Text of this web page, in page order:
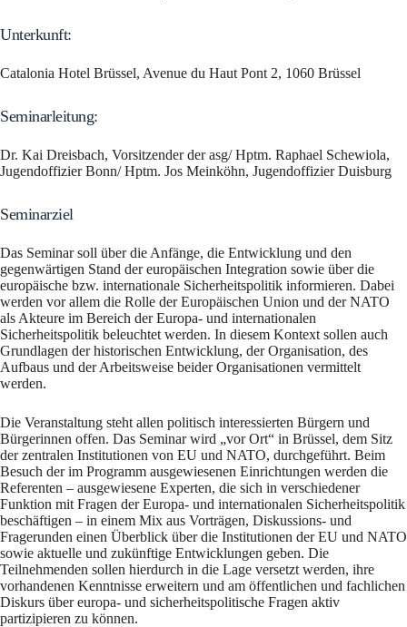
Unterkunft:
Catalonia Hotel Brüssel, Avenue du Haut Pont 2, 1060 Brüssel
Seminarleitung:
Dr. Kai Dreisbach, Vorsitzender der asg/ Hptm. Raphael Schewiola,
Jugendoffizier Bonn/ Hptm. Jos Meinköhn, Jugendoffizier Duisburg
Seminarziel
Das Seminar soll über die Anfänge, die Entwicklung und den
gegenwärtigen Stand der europäischen Integration sowie über die
europäische bzw. internationale Sicherheitspolitik informieren. Dabei
werden vor allem die Rolle der Europäischen Union und der NATO
als Akteure im Bereich der Europa- und internationalen
Sicherheitspolitik beleuchtet werden. In diesem Kontext sollen auch
Grundlagen der historischen Entwicklung, der Organisation, des
Aufbaus und der Arbeitsweise beider Organisationen vermittelt
werden.
Die Veranstaltung steht allen politisch interessierten Bürgern und
Bürgerinnen offen. Das Seminar wird „vor Ort“ in Brüssel, dem Sitz
der zentralen Institutionen von EU und NATO, durchgeführt. Beim
Besuch der im Programm ausgewiesenen Einrichtungen werden die
Referenten – ausgewiesene Experten, die sich in verschiedener
Funktion mit Fragen der Europa- und internationalen Sicherheitspolitik
beschäftigen – in einem Mix aus Vorträgen, Diskussions- und
Fragerunden einen Überblick über die Institutionen der EU und NATO
sowie aktuelle und zukünftige Entwicklungen geben. Die
Teilnehmenden sollen hierdurch in die Lage versetzt werden, ihre
vorhandenen Kenntnisse erweitern und am öffentlichen und fachlichen
Diskurs über europa- und sicherheitspolitische Fragen aktiv
partizipieren zu können.